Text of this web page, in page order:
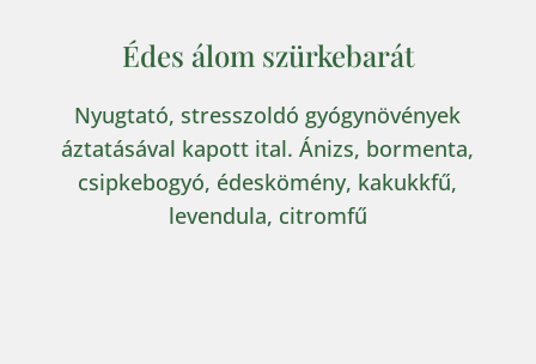
Édes álom szürkebarát
Nyugtató, stresszoldó gyógynövények
áztatásával kapott ital. Ánizs, bormenta,
csipkebogyó, édeskömény, kakukkfű,
levendula, citromfű